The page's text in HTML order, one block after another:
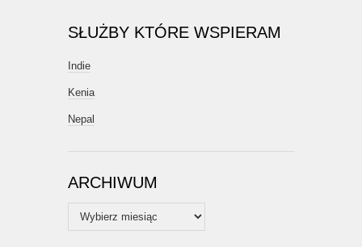
SŁUŻBY KTÓRE WSPIERAM
Indie
Kenia
Nepal
ARCHIWUM
Archiwum